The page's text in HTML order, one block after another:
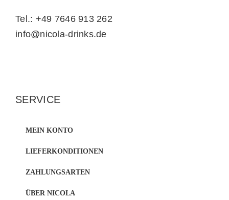
Tel.: +49 7646 913 262
info@nicola-drinks.de
SERVICE
MEIN KONTO
LIEFERKONDITIONEN
ZAHLUNGSARTEN
ÜBER NICOLA